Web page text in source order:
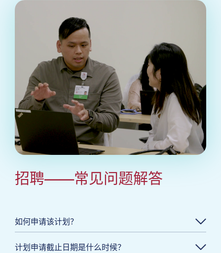
招聘——常见问题解答
如何申请该计划？
计划申请截止日期是什么时候？